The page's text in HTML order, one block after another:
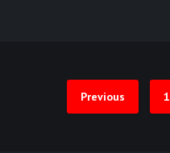
Previous 1